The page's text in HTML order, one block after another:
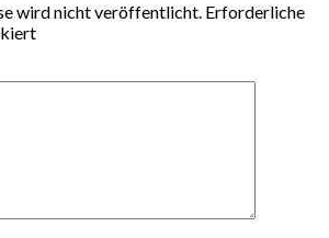
wird nicht veröffentlicht. Erforderliche